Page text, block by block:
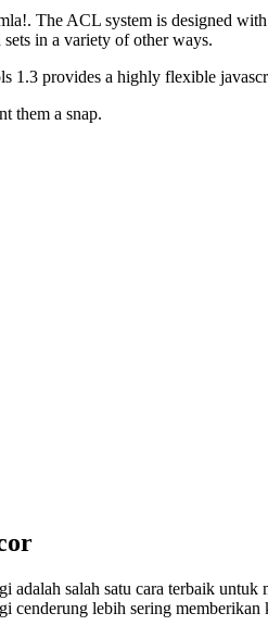
The ACL system is designed
in a variety of other ways.
provides a highly flexible
them a snap.
adalah salah satu cara terbaik
cenderung lebih sering memberikan